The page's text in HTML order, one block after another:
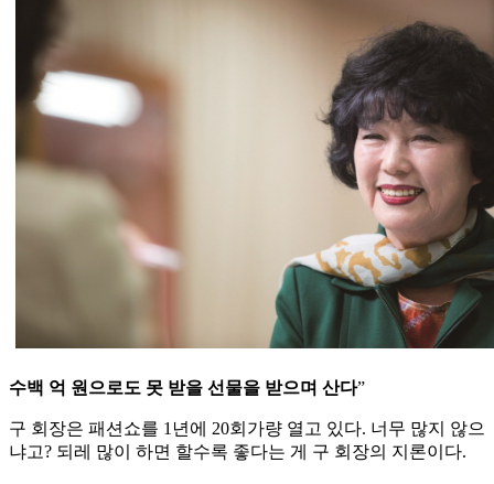
수백 억 원으로도 못 받을 선물을 받으며 산다”
구 회장은 패션쇼를 1년에 20회가량 열고 있다. 너무 많지 않으
냐고? 되레 많이 하면 할수록 좋다는 게 구 회장의 지론이다.